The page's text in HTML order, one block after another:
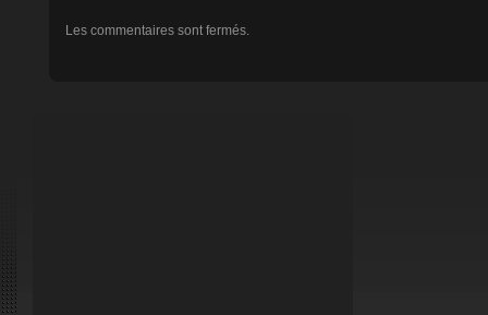
Les commentaires sont fermés.